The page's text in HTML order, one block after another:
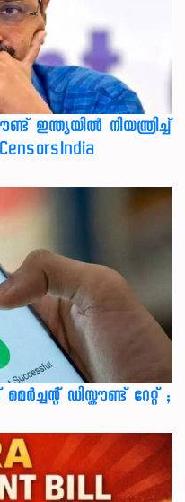
ഇന്ത്യയിൽ നിയന്ത്രിച്ച്
ഡിസ്കൗണ്ട് റേറ്റ് ;